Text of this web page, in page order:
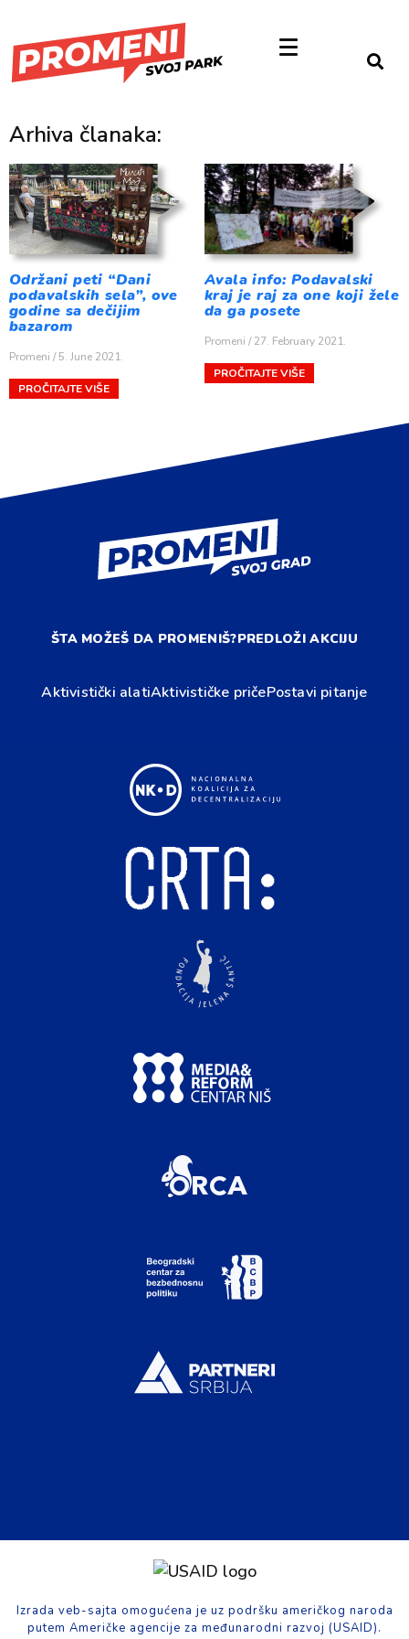
Arhiva članaka:
Održani peti “Dani
podavalskih sela”, ove
godine sa dečijim
bazarom
Promeni 5. June 2021.
PROČITAJTE VIŠE
Avala info: Podavalski
kraj je raj za one koji žele
da ga posete
Promeni 27. February 2021.
PROČITAJTE VIŠE
ŠTA MOŽEŠ DA PROMENIŠ?PREDLOŽI AKCIJU
Aktivistički alatiAktivističke pričePostavi pitanje
Izrada veb-sajta omogućena je uz podršku američkog naroda
putem Američke agencije za međunarodni razvoj (USAID).